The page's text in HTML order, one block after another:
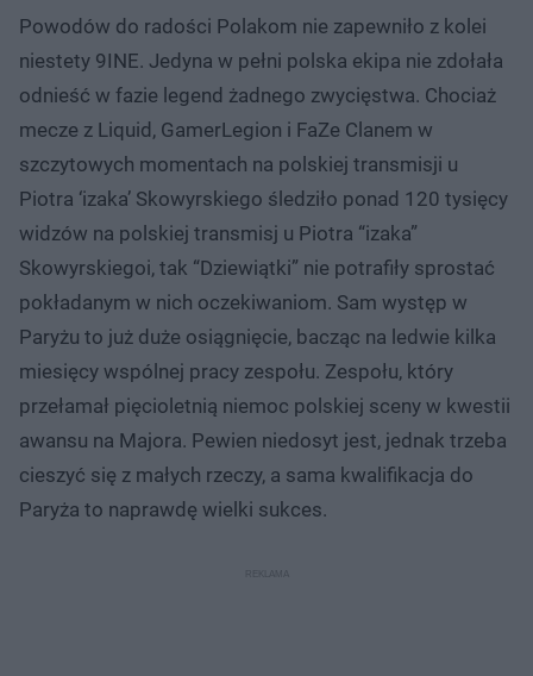
Powodów do radości Polakom nie zapewniło z kolei
niestety 9INE. Jedyna w pełni polska ekipa nie zdołała
odnieść w fazie legend żadnego zwycięstwa. Chociaż
mecze z Liquid, GamerLegion i FaZe Clanem w
szczytowych momentach na polskiej transmisji u
Piotra ‘izaka’ Skowyrskiego śledziło ponad 120 tysięcy
widzów na polskiej transmisj u Piotra “izaka”
Skowyrskiegoi, tak “Dziewiątki” nie potrafiły sprostać
pokładanym w nich oczekiwaniom. Sam występ w
Paryżu to już duże osiągnięcie, bacząc na ledwie kilka
miesięcy wspólnej pracy zespołu. Zespołu, który
przełamał pięcioletnią niemoc polskiej sceny w kwestii
awansu na Majora. Pewien niedosyt jest, jednak trzeba
cieszyć się z małych rzeczy, a sama kwalifikacja do
Paryża to naprawdę wielki sukces.